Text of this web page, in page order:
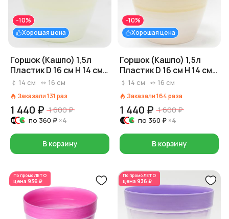
Хорошая цена
-10%
Горшок (Кашпо) 1,5л
Пластик D 16 см H 14 см
Зеленый
14 см 16 см
Заказали131 раз
1 440 ₽ 1 600 ₽
по 360 ₽ ×4
В корзину
Хорошая цена
-10%
Горшок (Кашпо) 1,5л
Пластик D 16 см H 14 см
Оранжевый
14 см 16 см
Заказали164раза
1 440 ₽ 1 600 ₽
по 360 ₽ ×4
В корзину
По промоЛЕТО
цена 936 ₽
По промоЛЕТО
цена 936 ₽